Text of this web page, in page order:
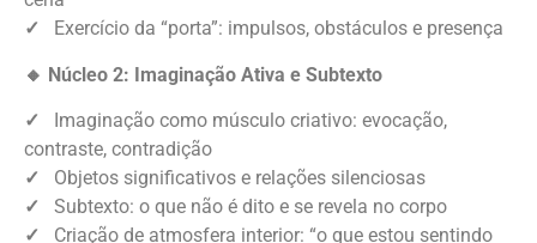
✓
Exercício da “porta”: impulsos, obstáculos e presença
🔸 Núcleo 2: Imaginação Ativa e Subtexto
✓ Imaginação como músculo criativo: evocação,
contraste, contradição
✓ Objetos significativos e relações silenciosas
✓ Subtexto: o que não é dito e se revela no corpo
✓ Criação de atmosfera interior: “o que estou sentindo